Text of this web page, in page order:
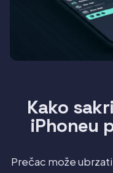
Kako
iPhoneu
Prečac može